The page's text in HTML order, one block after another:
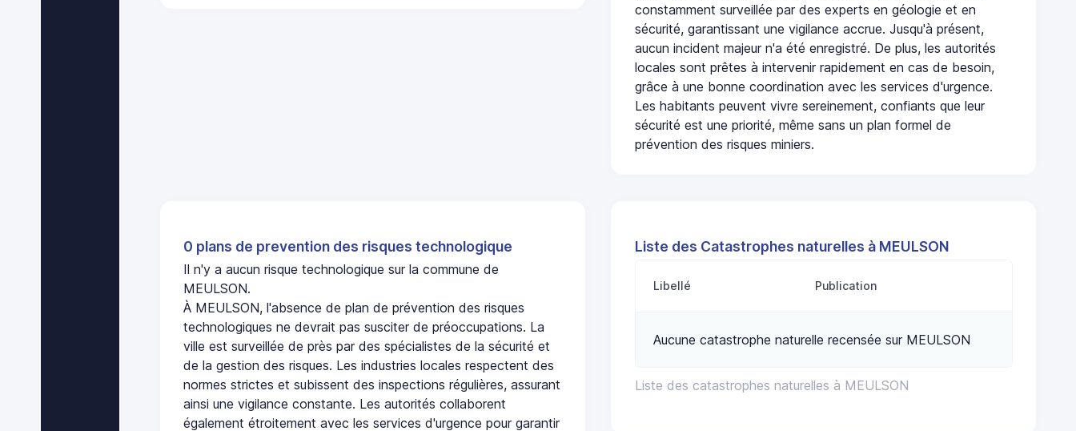
constamment surveillée par des experts en géologie et en
sécurité, garantissant une vigilance accrue. Jusqu'à présent,
aucun incident majeur n'a été enregistré. De plus, les autorités
locales sont prêtes à intervenir rapidement en cas de besoin,
grâce à une bonne coordination avec les services d'urgence.
Les habitants peuvent vivre sereinement, confiants que leur
sécurité est une priorité, même sans un plan formel de
prévention des risques miniers.
0 plans de prevention des risques technologique
Il n'y a aucun risque technologique sur la commune de
MEULSON.
À MEULSON, l'absence de plan de prévention des risques
technologiques ne devrait pas susciter de préoccupations. La
ville est surveillée de près par des spécialistes de la sécurité et
de la gestion des risques. Les industries locales respectent des
normes strictes et subissent des inspections régulières, assurant
ainsi une vigilance constante. Les autorités collaborent
également étroitement avec les services d'urgence pour garantir
Liste des Catastrophes naturelles à MEULSON
Liste des catastrophes naturelles à MEULSON
Libellé Publication
Aucune catastrophe naturelle recensée sur MEULSON